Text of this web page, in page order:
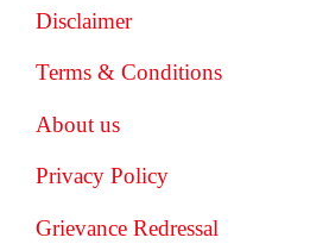
Disclaimer
Terms & Conditions
About us
Privacy Policy
Grievance Redressal